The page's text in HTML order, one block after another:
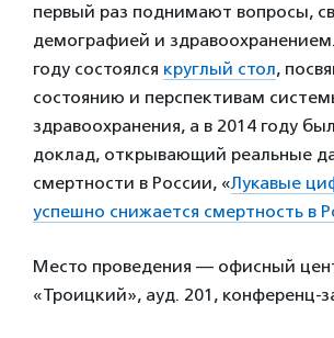
первый раз поднимают вопросы,
демографией и
году состоялся круглый стол,
состоянию и перспективам
здравоохранения, а в 2014 году
доклад, открывающий реальные
смертности в России, «Лукавые
успешно снижается смертность в
Место проведения — офисный
«Троицкий», ауд. 201, конференц-